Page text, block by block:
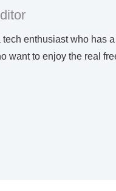
enthusiast who has
want to enjoy the real